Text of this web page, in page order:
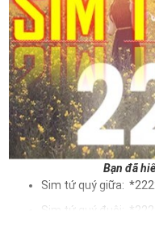
Bạn đã
Sim tứ quý giữa:
Sim tứ quý đuôi: